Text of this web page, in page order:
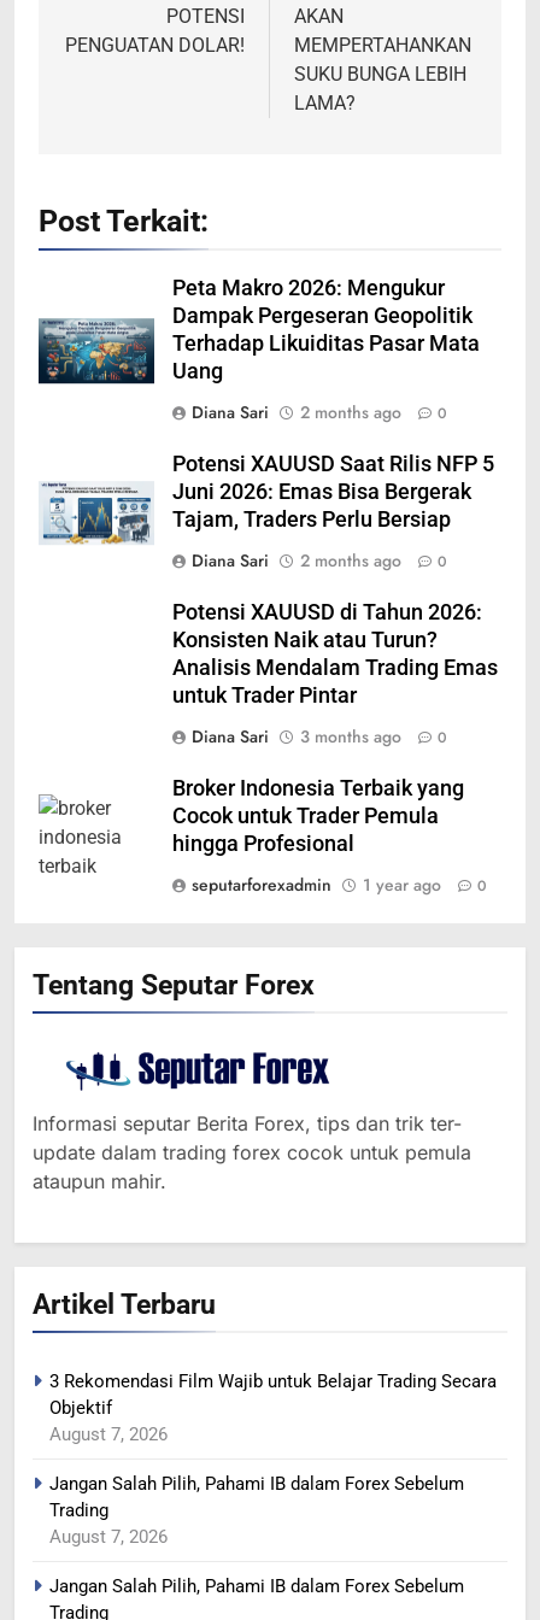
POTENSI
PENGUATAN DOLAR!
AKAN
MEMPERTAHANKAN
SUKU BUNGA LEBIH
LAMA?
Post Terkait:
Peta Makro 2026: Mengukur
Dampak Pergeseran Geopolitik
Terhadap Likuiditas Pasar Mata
Uang
Diana Sari
2 months ago 0
Potensi XAUUSD Saat Rilis NFP 5
Juni 2026: Emas Bisa Bergerak
Tajam, Traders Perlu Bersiap
Diana Sari
2 months ago 0
Potensi XAUUSD di Tahun 2026:
Konsisten Naik atau Turun?
Analisis Mendalam Trading Emas
untuk Trader Pintar
Diana Sari
3 months ago 0
Broker Indonesia Terbaik yang
Cocok untuk Trader Pemula
hingga Profesional
seputarforexadmin
1 year ago 0
Tentang Seputar Forex
Informasi seputar Berita Forex, tips dan trik ter-
update dalam trading forex cocok untuk pemula
ataupun mahir.
Artikel Terbaru
3 Rekomendasi Film Wajib untuk Belajar Trading Secara
Objektif
August 7, 2026
Jangan Salah Pilih, Pahami IB dalam Forex Sebelum
Trading
August 7, 2026
Jangan Salah Pilih, Pahami IB dalam Forex Sebelum
Trading
MINYAK NAIK SETELAH
RENCANA PEMANGKASAN
365
ADANYA PERINGATAN
366